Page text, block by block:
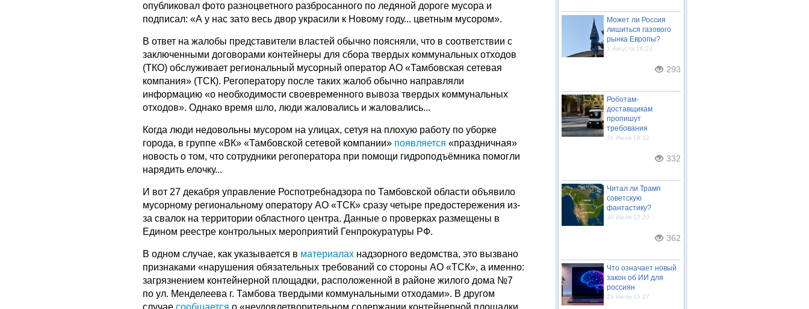
опубликовал фото разноцветного разбросанного по ледяной дороге мусора и
подписал: «А у нас зато весь двор украсили к Новому году... цветным мусором».
В ответ на жалобы представители властей обычно поясняли, что в соответствии с
заключенными договорами контейнеры для сбора твердых коммунальных отходов
(ТКО) обслуживает региональный мусорный оператор АО «Тамбовская сетевая
компания» (ТСК). Регоператору после таких жалоб обычно направляли
информацию «о необходимости своевременного вывоза твердых коммунальных
отходов». Однако время шло, люди жаловались и жаловались...
Когда люди недовольны мусором на улицах, сетуя на плохую работу по уборке
города, в группе «ВК» «Тамбовской сетевой компании» появляется «праздничная»
новость о том, что сотрудники регоператора при помощи гидроподъёмника помогли
нарядить елочку...
И вот 27 декабря управление Роспотребнадзора по Тамбовской области объявило
мусорному региональному оператору АО «ТСК» сразу четыре предостережения из-
за свалок на территории областного центра. Данные о проверках размещены в
Едином реестре контрольных мероприятий Генпрокуратуры РФ.
В одном случае, как указывается в материалах надзорного ведомства, это вызвано
признаками «нарушения обязательных требований со стороны АО «ТСК», а именно:
загрязнением контейнерной площадки, расположенной в районе жилого дома №7
по ул. Менделеева г. Тамбова твердыми коммунальными отходами». В другом
случаесообщается о «неудовлетворительном содержании контейнерной площадки
Может ли Россия
лишиться газового
рынка Европы?
1 Августа 16:23
293
Роботам-
доставщикам
пропишут
требования
31 Июля 18:32
332
Читал ли Трамп
советскую
фантастику?
30 Июля 12:20
362
Что означает новый
закон об ИИ для
россиян
29 Июля 15:27